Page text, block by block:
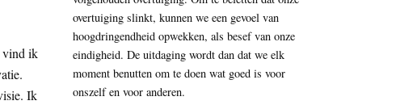
twijfel
vind ik
Ik
overtuiging slinkt, kunnen we een gevoel van
hoogdringendheid opwekken, als besef van onze
eindigheid. De uitdaging wordt dan dat we elk
moment benutten om te doen wat goed is voor
onszelf en voor anderen.